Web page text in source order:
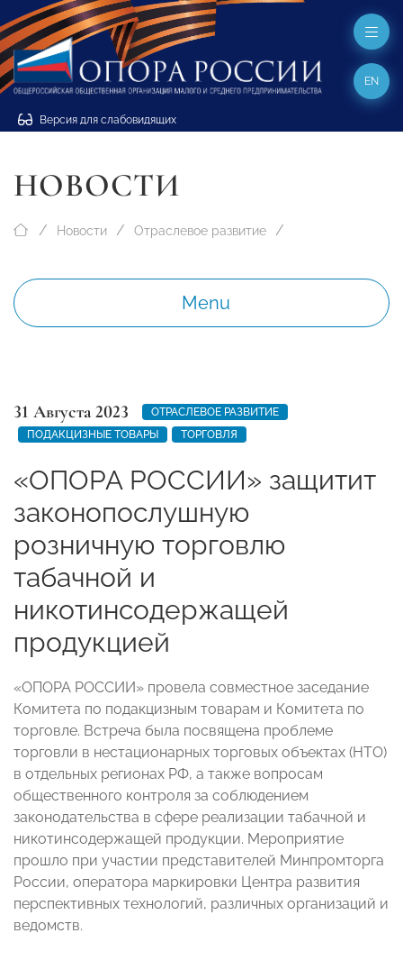
Версия для слабовидящих
EN
НОВОСТИ
Новости Отраслевое развитие
Menu
31 Августа 2023
ОТРАСЛЕВОЕ РАЗВИТИЕ
ПОДАКЦИЗНЫЕ ТОВАРЫ
ТОРГОВЛЯ
«ОПОРА РОССИИ» защитит
законопослушную
розничную торговлю
табачной и
никотинсодержащей
продукцией
«ОПОРА РОССИИ» провела совместное заседание
Комитета по подакцизным товарам и Комитета по
торговле. Встреча была посвящена проблеме
торговли в нестационарных торговых объектах (НТО)
в отдельных регионах РФ, а также вопросам
общественного контроля за соблюдением
законодательства в сфере реализации табачной и
никотинсодержащей продукции. Мероприятие
прошло при участии представителей Минпромторга
России, оператора маркировки Центра развития
перспективных технологий, различных организаций и
ведомств.